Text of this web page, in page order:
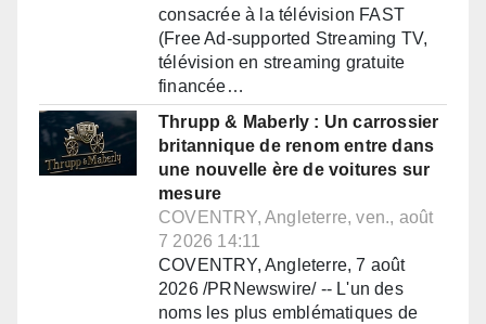
consacrée à la télévision FAST
(Free Ad-supported Streaming TV,
télévision en streaming gratuite
financée…
Thrupp & Maberly : Un carrossier
britannique de renom entre dans
une nouvelle ère de voitures sur
mesure
COVENTRY, Angleterre, ven., août
7 2026 14:11
COVENTRY, Angleterre, 7 août
2026 /PRNewswire/ -- L'un des
noms les plus emblématiques de